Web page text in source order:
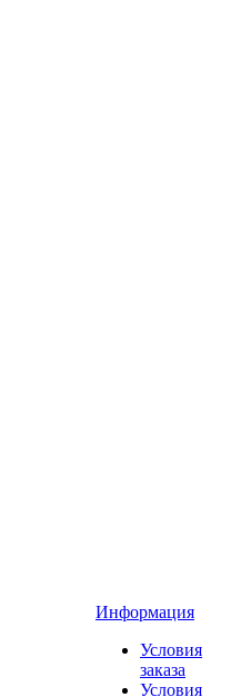
Информация
Условия
заказа
Условия